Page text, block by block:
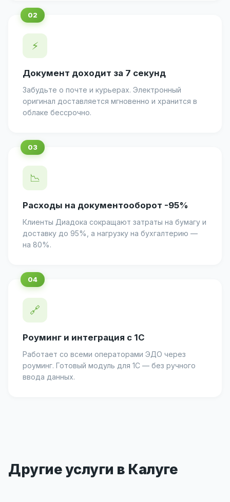
⚡
Документ доходит за 7 секунд
Забудьте о почте и курьерах. Электронный
оригинал доставляется мгновенно и хранится в
облаке бессрочно.
📉
Расходы на документооборот -95%
Клиенты Диадока сокращают затраты на бумагу и
доставку до 95%, а нагрузку на бухгалтерию —
на 80%.
🔗
Роуминг и интеграция с 1С
Работает со всеми операторами ЭДО через
роуминг. Готовый модуль для 1С — без ручного
ввода данных.
Другие услуги в Калуге